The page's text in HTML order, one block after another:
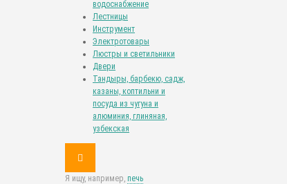
водоснабжение
Лестницы
Инструмент
Электротовары
Люстры и светильники
Двери
Тандыры, барбекю, садж,
казаны, коптильни и
посуда из чугуна и
алюминия, глиняная,
узбекская
Я ищу, например, печь